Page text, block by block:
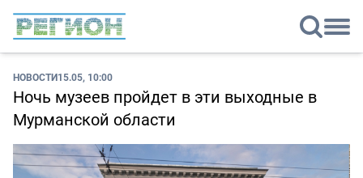
НОВОСТИ15.05, 10:00
Ночь музеев пройдет в эти выходные в
Мурманской области